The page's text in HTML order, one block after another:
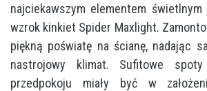
najciekawszym elementem
wzrok kinkiet Spider Maxlight.
piękną poświatę na ścianę, nadając
nastrojowy klimat. Sufitowe
przedpokoju miały być w